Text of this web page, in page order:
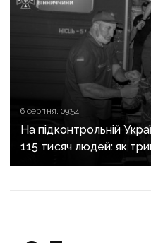
6 серпня, 09:54
На підконтрольній
115 тисяч людей: як